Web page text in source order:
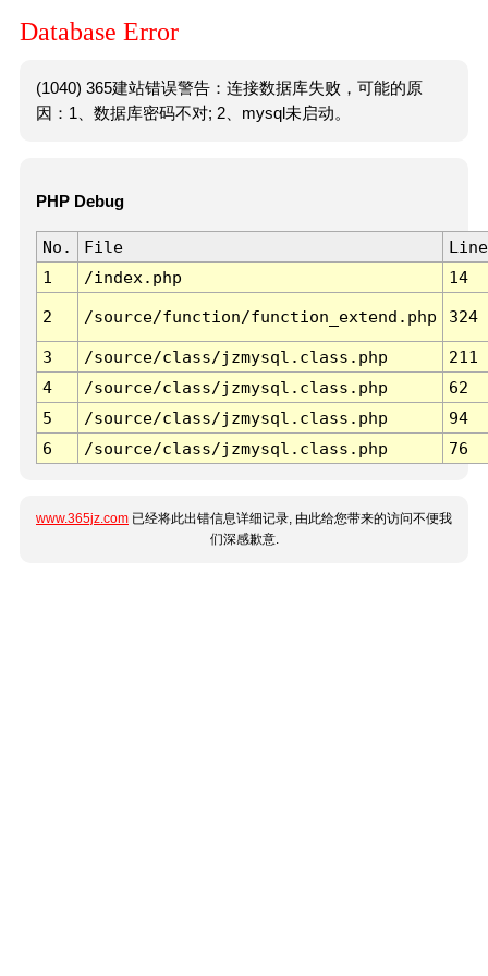
Database Error
(1040) 365建站错误警告：连接数据库失败，可能的原
因：1、数据库密码不对; 2、mysql未启动。
PHP Debug
No. File
Line
1
/index.php 14
2 /source/function/function_extend.php 324
3 /source/class/jzmysql.class.php
211
4
/source/class/jzmysql.class.php
62
5
/source/class/jzmysql.class.php
94
6
/source/class/jzmysql.class.php 76
www.365jz.com 已经将此出错信息详细记录, 由此给您带来的访问不便我
们深感歉意.